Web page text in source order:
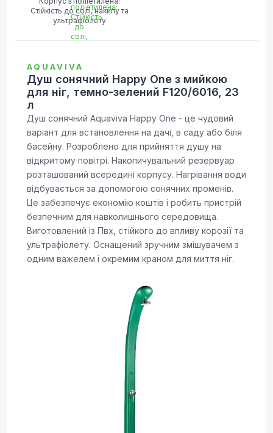
Стійкість до солі, накипу та
ультрафіолету
AQUAVIVA
Душ сонячний Happy One з мийкою
для ніг, темно-зелений F120/6016, 23
л
Душ сонячний Aquaviva Happy One - це чудовий
варіант для встановлення на дачі, в саду або біля
басейну. Розроблено для прийняття душу на
відкритому повітрі. Накопичувальний резервуар
розташований всередині корпусу. Нагрівання води
відбувається за допомогою сонячних променів.
Це забезпечує економію коштів і робить пристрій
безпечним для навколишнього середовища.
Виготовлений із Пвх, стійкого до впливу корозії та
ультрафіолету. Оснащений зручним змішувачем з
одним важелем і окремим краном для миття ніг.